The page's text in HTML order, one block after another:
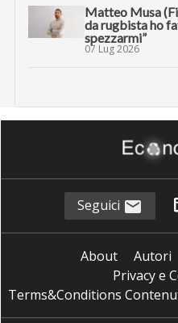
Matteo Musa
da rugbista ho
spezzarmi”
07 Lug 2026
Seguici
About Autori
Privacy e
Terms&Conditions